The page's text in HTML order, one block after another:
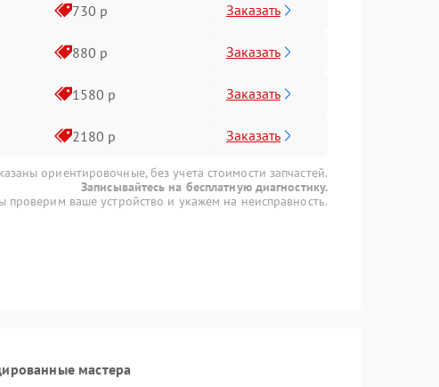
730 р Заказать
880 р Заказать
1580 р Заказать
2180 р Заказать
ориентировочные, без учета стоимости запчастей.
Записывайтесь на бесплатную диагностику.
проверим ваше устройство и укажем на неисправность.
мастера